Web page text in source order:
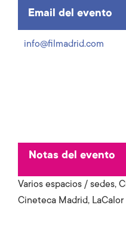
Email del evento
info@filmadrid.com
Notas del evento
Varios espacios / sedes,
Cineteca Madrid, LaCalor